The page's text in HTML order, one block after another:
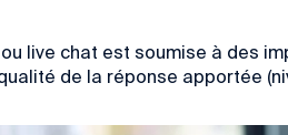
live chat est soumise à des
de la réponse apportée